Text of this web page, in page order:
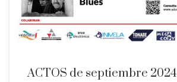
ACTOS de septiembre 2024